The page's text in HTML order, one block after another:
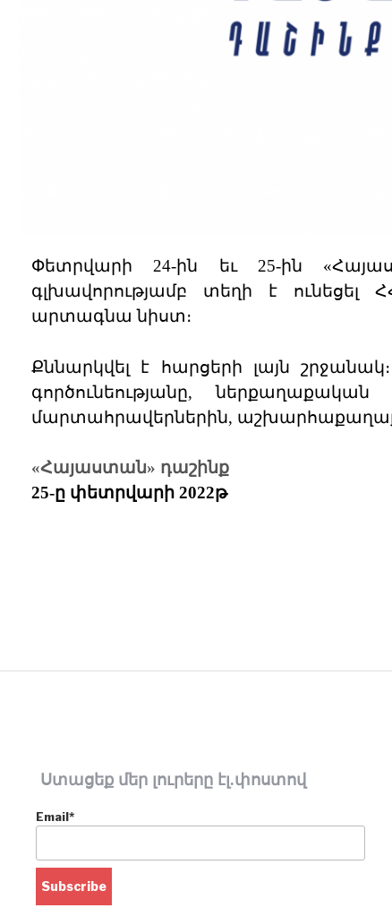
Փետրվարի 24-ին եւ 25-ին
գլխավորությամբ տեղի է ունեցել
արտագնա նիստ։
Քննարկվել է հարցերի լայն
գործունեությանը,
մարտահրավերներին,
«Հայաստան» դաշինք
25-ը փետրվարի 2022թ
Ստացեք մեր լուրերը էլ.փոստով
Email*